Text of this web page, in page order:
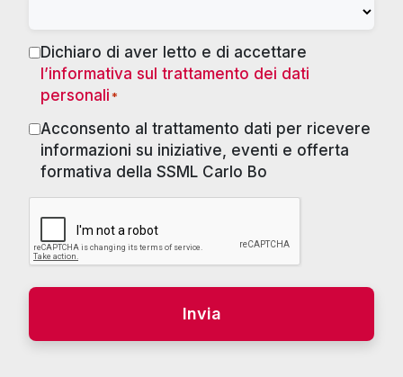
Consenso
Dichiaro di aver letto e di accettare
l’informativa sul trattamento dei dati
personali*
Marketing
Acconsento al trattamento dati per ricevere
informazioni su iniziative, eventi e offerta
formativa della SSML Carlo Bo